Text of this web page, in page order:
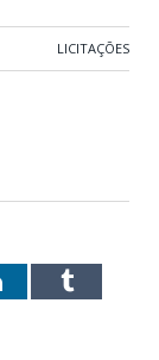
LICITAÇÕES
LinkedInTumblr